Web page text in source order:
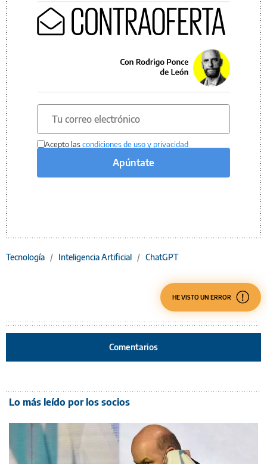
Acepto lascondiciones de uso y privacidad
Apúntate
Tecnología / Inteligencia Artificial / ChatGPT
HE VISTO UN ERROR
Comentarios
Lo más leído por los socios